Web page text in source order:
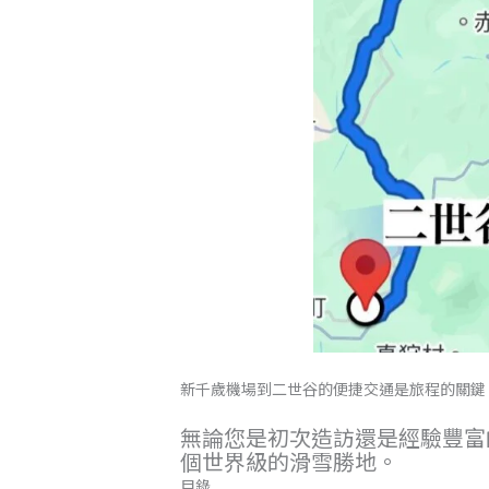
新千歲機場到二世谷的便捷交通是旅程的關
無論您是初次造訪還是經驗豐
個世界級的滑雪勝地。